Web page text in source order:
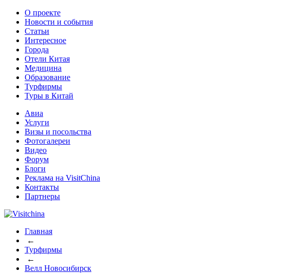
О проекте
Новости и события
Статьи
Интересное
Города
Отели Китая
Медицина
Образование
Турфирмы
Туры в Китай
Авиа
Услуги
Визы и посольства
Фотогалереи
Видео
Форум
Блоги
Реклама на VisitChina
Контакты
Партнеры
Главная
←
Турфирмы
←
Велл Новосибирск